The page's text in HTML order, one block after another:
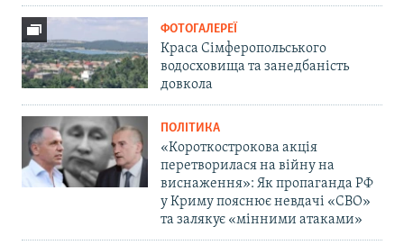
ФОТОГАЛЕРЕЇ
Краса Сімферопольського
водосховища та занедбаність
довкола
ПОЛІТИКА
«Короткострокова акція
перетворилася на війну на
виснаження»: Як пропаганда РФ
у Криму пояснює невдачі «СВО»
та залякує «мінними атаками»